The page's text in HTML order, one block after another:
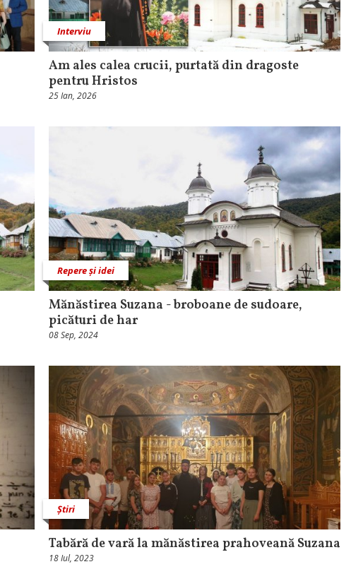
Interviu
Am ales calea crucii, purtată din dragoste
pentru Hristos
25 Ian, 2026
Repere și idei
Mănăstirea Suzana - broboane de sudoare,
picături de har
08 Sep, 2024
Știri
Tabără de vară la mănăstirea prahoveană Suzana
18 Iul, 2023